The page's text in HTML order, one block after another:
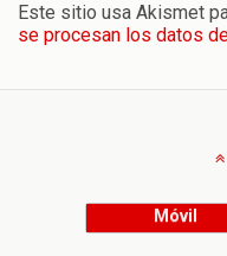
Este sitio usa Akismet
se procesan los datos
Móvil